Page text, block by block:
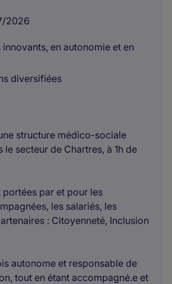
2026
en autonomie et en
diversifiées
structure médico-sociale
le secteur de Chartres, à 1h de
portées par et pour les
les salariés, les
: Citoyenneté, Inclusion
autonome et responsable de
tout en étant accompagné.e et